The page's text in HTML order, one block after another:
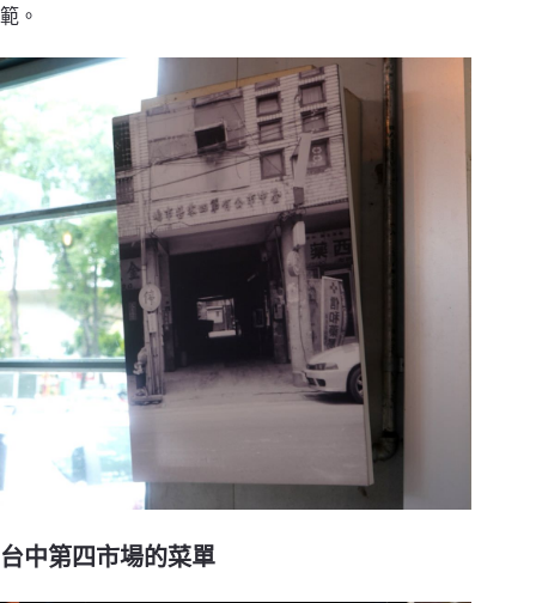
範。
台中第四市場的菜單